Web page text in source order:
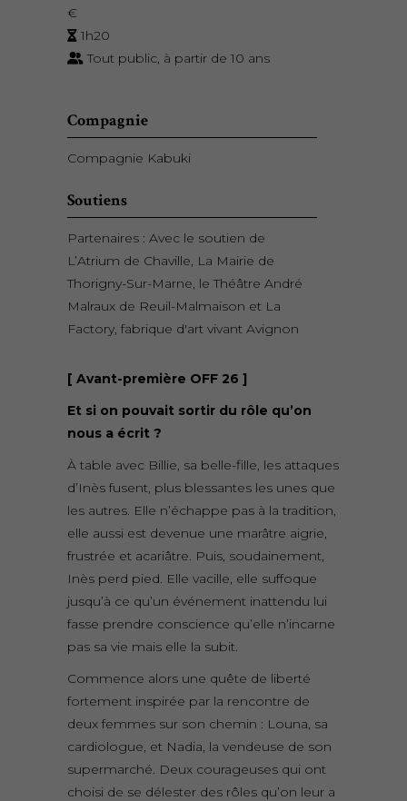
€
1h20
Tout public, à partir de 10 ans
Compagnie
Compagnie Kabuki
Soutiens
Partenaires : Avec le soutien de
L’Atrium de Chaville, La Mairie de
Thorigny-Sur-Marne, le Théâtre André
Malraux de Reuil-Malmaison et La
Factory, fabrique d'art vivant Avignon
[ Avant-première OFF 26 ]
Et si on pouvait sortir du rôle qu’on
nous a écrit ?
À table avec Billie, sa belle-fille, les attaques
d’Inès fusent, plus blessantes les unes que
les autres. Elle n’échappe pas à la tradition,
elle aussi est devenue une marâtre aigrie,
frustrée et acariâtre. Puis, soudainement,
Inès perd pied. Elle vacille, elle suffoque
jusqu’à ce qu’un événement inattendu lui
fasse prendre conscience qu’elle n’incarne
pas sa vie mais elle la subit.
Commence alors une quête de liberté
fortement inspirée par la rencontre de
deux femmes sur son chemin : Louna, sa
cardiologue, et Nadia, la vendeuse de son
supermarché. Deux courageuses qui ont
choisi de se délester des rôles qu’on leur a